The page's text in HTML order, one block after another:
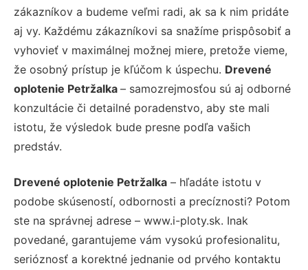
zákazníkov a budeme veľmi radi, ak sa k nim pridáte
aj vy. Každému zákazníkovi sa snažíme prispôsobiť a
vyhovieť v maximálnej možnej miere, pretože vieme,
že osobný prístup je kľúčom k úspechu. Drevené
oplotenie Petržalka – samozrejmosťou sú aj odborné
konzultácie či detailné poradenstvo, aby ste mali
istotu, že výsledok bude presne podľa vašich
predstáv.
Drevené oplotenie Petržalka – hľadáte istotu v
podobe skúseností, odbornosti a precíznosti? Potom
ste na správnej adrese – www.i-ploty.sk. Inak
povedané, garantujeme vám vysokú profesionalitu,
serióznosť a korektné jednanie od prvého kontaktu